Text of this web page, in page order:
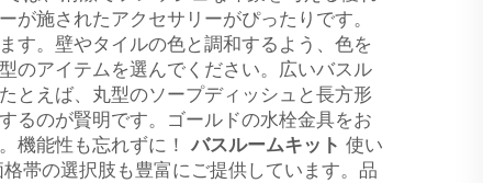
施されたアクセサリーがぴったりです。
す。壁やタイルの色と調和するよう、色を
のアイテムを選んでください。広いバスル
とえば、丸型のソープディッシュと長方形
るのが賢明です。ゴールドの水栓金具をお
機能性も忘れずに！ バスルームキット 使い
帯の選択肢も豊富にご提供しています。品